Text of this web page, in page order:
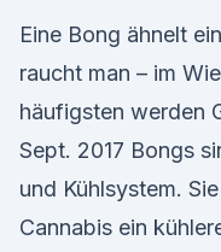
Eine Bong ähnelt
raucht man – im
häufigsten werden
Sept. 2017 Bongs
und Kühlsystem.
Cannabis ein